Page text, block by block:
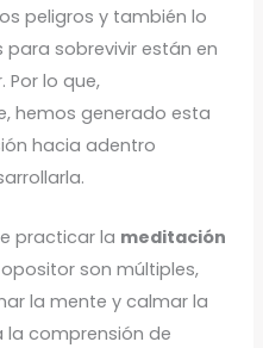
peligros y también lo
sobrevivir están en
Por lo que,
hemos generado esta
hacia adentro
practicar la meditación
son múltiples,
la mente y calmar la
la comprensión de